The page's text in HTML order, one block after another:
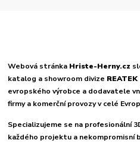
Webová stránka Hriste-Herny.cz
katalog a showroom divize
evropského výrobce a dodavatele
firmy a komerční provozy v celé
Specializujeme se na profesionální
každého projektu a nekompromisní